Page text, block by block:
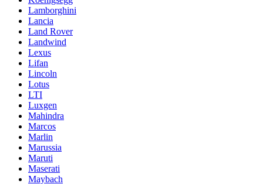
Lamborghini
Lancia
Land Rover
Landwind
Lexus
Lifan
Lincoln
Lotus
LTI
Luxgen
Mahindra
Marcos
Marlin
Marussia
Maruti
Maserati
Maybach